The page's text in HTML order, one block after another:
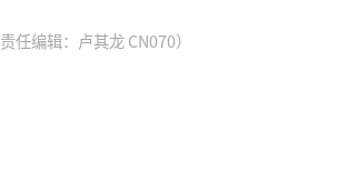
责任编辑：卢其龙 CN070）